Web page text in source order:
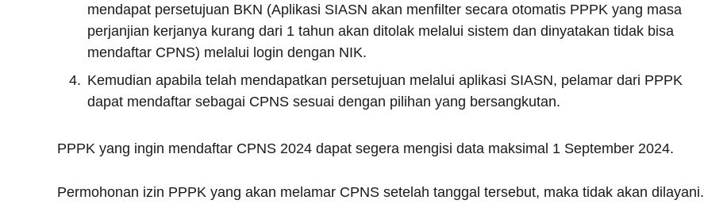
mendapat persetujuan BKN (Aplikasi SIASN akan menfilter secara otomatis PPPK yang masa
perjanjian kerjanya kurang dari 1 tahun akan ditolak melalui sistem dan dinyatakan tidak bisa
mendaftar CPNS) melalui login dengan NIK.
Kemudian apabila telah mendapatkan persetujuan melalui aplikasi SIASN, pelamar dari PPPK
dapat mendaftar sebagai CPNS sesuai dengan pilihan yang bersangkutan.
PPPK yang ingin mendaftar CPNS 2024 dapat segera mengisi data maksimal 1 September 2024.
Permohonan izin PPPK yang akan melamar CPNS setelah tanggal tersebut, maka tidak akan dilayani.